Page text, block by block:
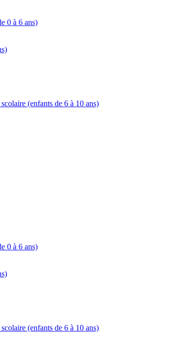
0 à 6 ans)
(enfants de 6 à 10 ans)
0 à 6 ans)
(enfants de 6 à 10 ans)